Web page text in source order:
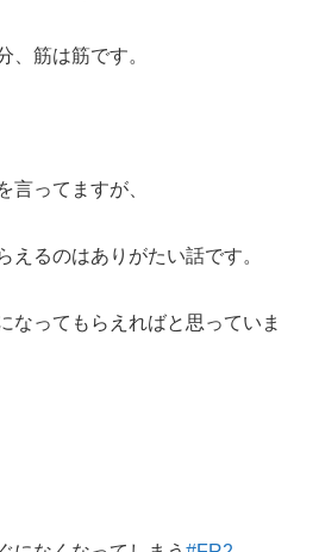
、筋は筋です。
言ってますが、
えるのはありがたい話です。
なってもらえればと思っていま